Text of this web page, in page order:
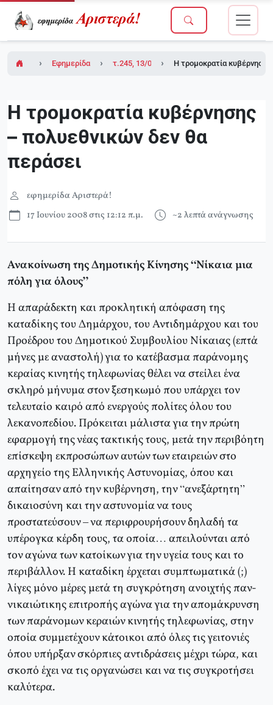
Εφημερίδα Αριστερά!τ.245, 13/06/2008Η τρομοκρατία
Η τρομοκρατία κυβέρνησης
– πολυεθνικών δεν θα
περάσει
εφημερίδα Αριστερά!
17 Ιουνίου 2008 στις 12:12 π.μ.
~2 λεπτά ανάγνωσης
Ανακοίνωση της Δημοτικής Κίνησης “Νίκαια μια
πόλη για όλους”
Η απαράδεκτη και προκλητική απόφαση της
καταδίκης του Δημάρχου, του Αντιδημάρχου και του
Προέδρου του Δημοτικού Συμβουλίου Νίκαιας (επτά
μήνες με αναστολή) για το κατέβασμα παράνομης
κεραίας κινητής τηλεφωνίας θέλει να στείλει ένα
σκληρό μήνυμα στον ξεσηκωμό που υπάρχει τον
τελευταίο καιρό από ενεργούς πολίτες όλου του
λεκανοπεδίου. Πρόκειται μάλιστα για την πρώτη
εφαρμογή της νέας τακτικής τους, μετά την περιβόητη
επίσκεψη εκπροσώπων αυτών των εταιρειών στο
αρχηγείο της Ελληνικής Αστυνομίας, όπου και
απαίτησαν από την κυβέρνηση, την “ανεξάρτητη”
δικαιοσύνη και την αστυνομία να τους
προστατεύσουν – να περιφρουρήσουν δηλαδή τα
υπέρογκα κέρδη τους, τα οποία… απειλούνται από
τον αγώνα των κατοίκων για την υγεία τους και το
περιβάλλον. Η καταδίκη έρχεται συμπτωματικά (;)
λίγες μόνο μέρες μετά τη συγκρότηση ανοιχτής παν-
νικαιώτικης επιτροπής αγώνα για την απομάκρυνση
των παράνομων κεραιών κινητής τηλεφωνίας, στην
οποία συμμετέχουν κάτοικοι από όλες τις γειτονιές
όπου υπήρξαν σκόρπιες αντιδράσεις μέχρι τώρα, και
σκοπό έχει να τις οργανώσει και να τις συγκροτήσει
καλύτερα.